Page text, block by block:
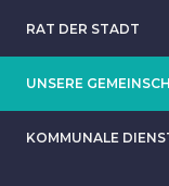
RAT DER STADT
UNSERE
KOMMUNALE